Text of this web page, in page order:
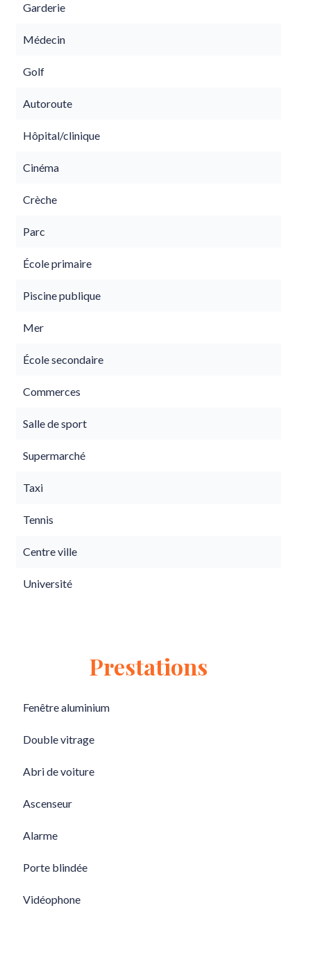
Garderie
Médecin
Golf
Autoroute
Hôpital/clinique
Cinéma
Crèche
Parc
École primaire
Piscine publique
Mer
École secondaire
Commerces
Salle de sport
Supermarché
Taxi
Tennis
Centre ville
Université
Prestations
Fenêtre aluminium
Double vitrage
Abri de voiture
Ascenseur
Alarme
Porte blindée
Vidéophone